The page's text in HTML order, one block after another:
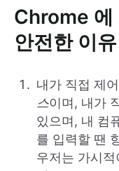
Chrome 에
안전한 이유
내가 직접 제
스이며, 내가
있으며, 내 컴
를 입력할 땐
우저는 가시